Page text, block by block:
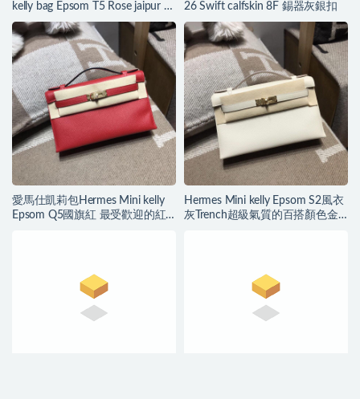
kelly bag Epsom T5 Rose jaipur 蜜
桃粉色 金扣
26 Swift calfskin 8F 錫器灰銀扣
愛馬仕凱莉包Hermes Mini kelly
Epsom Q5國旗紅 最受歡迎的紅
Hermes Mini kelly Epsom S2風衣
灰Trench超級氣質的百搭顏色金